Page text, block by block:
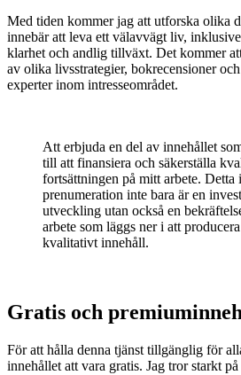
Med tiden kommer jag att utforska olika
innebär att leva ett välavvägt liv,
klarhet och andlig tillväxt. Det kommer
av olika livsstrategier, bokrecensioner
experter inom intresseområdet.
Att erbjuda en del av innehållet
till att finansiera och säkerställa
fortsättningen på mitt arbete. Detta
prenumeration inte bara är en
utveckling utan också en
arbete som läggs ner i att
kvalitativt innehåll.
Gratis och
För att hålla denna tjänst tillgänglig för
innehållet att vara gratis. Jag tror starkt